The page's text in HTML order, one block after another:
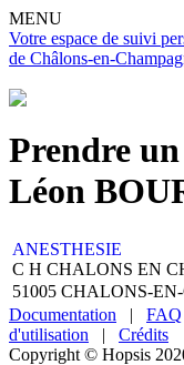
MENU
Votre espace de suivi
de Châlons-en-
Prendre
Léon
ANESTHESIE
C H CHALONS EN
51005 CHALONS-
Documentation | FAQ
d'utilisation | Crédits
Copyright © Hopsis